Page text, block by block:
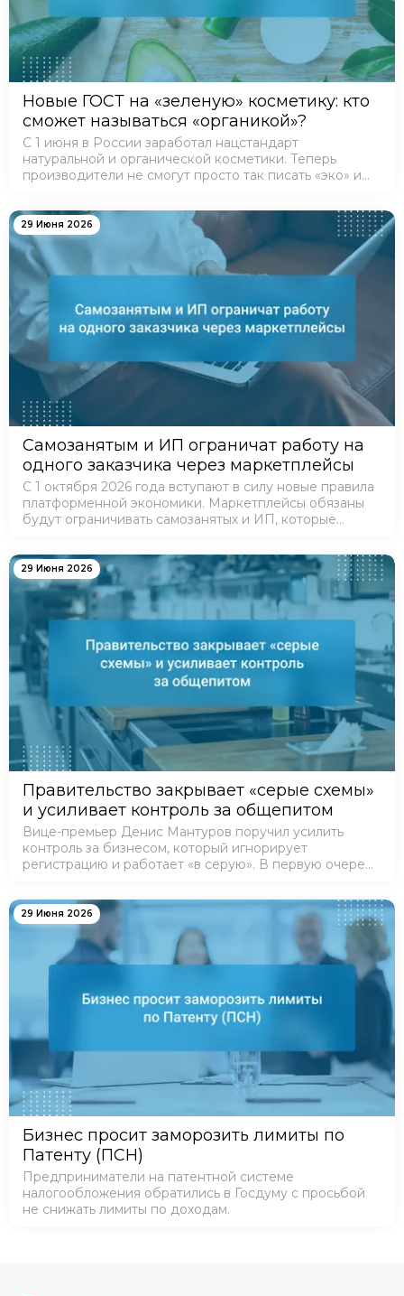
Новые ГОСТ на «зеленую» косметику: кто
сможет называться «органикой»?
С 1 июня в России заработал нацстандарт
натуральной и органической косметики. Теперь
производители не смогут просто так писать «эко» и
29 Июня 2026
Самозанятым и ИП ограничат работу на
одного заказчика через маркетплейсы
С 1 октября 2026 года вступают в силу новые правила
платформенной экономики. Маркетплейсы обязаны
будут ограничивать самозанятых и ИП, которые
29 Июня 2026
Правительство закрывает «серые схемы»
и усиливает контроль за общепитом
Вице-премьер Денис Мантуров поручил усилить
контроль за бизнесом, который игнорирует
регистрацию и работает «в серую». В первую очередь
продуктов.
29 Июня 2026
Бизнес просит заморозить лимиты по
Патенту (ПСН)
Предприниматели на патентной системе
налогообложения обратились в Госдуму с просьбой
не снижать лимиты по доходам.